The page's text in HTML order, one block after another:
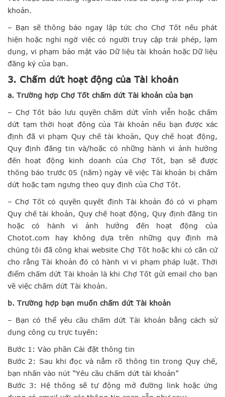
khoản.
– Bạn sẽ thông báo ngay lập tức cho Chợ Tốt nếu phát
hiện hoặc nghi ngờ việc có người truy cập trái phép, lạm
dụng, vi phạm bảo mật vào Dữ liệu tài khoản hoặc Dữ liệu
đăng ký của bạn.
3. Chấm dứt hoạt động của Tài khoản
a. Trường hợp Chợ Tốt chấm dứt Tài khoản của bạn
– Chợ Tốt bảo lưu quyền chấm dứt vĩnh viễn hoặc chấm
dứt tạm thời hoạt động của Tài khoản nếu bạn được xác
định đã vi phạm Quy chế tài khoản, Quy chế hoạt động,
Quy định đăng tin và/hoặc có những hành vi ảnh hưởng
đến hoạt động kinh doanh của Chợ Tốt, bạn sẽ được
thông báo trước 05 (năm) ngày về việc Tài khoản bị chấm
dứt hoặc tạm ngưng theo quy định của Chợ Tốt.
– Chợ Tốt có quyền quyết định Tài khoản đó có vi phạm
Quy chế tài khoản, Quy chế hoạt động, Quy định đăng tin
hoặc có hành vi ảnh hưởng đến hoạt động của
Chotot.com hay không dựa trên những quy định mà
chúng tôi đã công khai website Chợ Tốt hoặc khi có căn cứ
cho rằng Tài khoản đó có hành vi vi phạm pháp luật. Thời
điểm chấm dứt Tài khoản là khi Chợ Tốt gửi email cho bạn
về việc chấm dứt Tài khoản.
b. Trường hợp bạn muốn chấm dứt Tài khoản
– Bạn có thể yêu cầu chấm dứt Tài khoản bằng cách sử
dụng công cụ trực tuyến:
Bước 1: Vào phần Cài đặt thông tin
Bước 2: Sau khi đọc và nắm rõ thông tin trong Quy chế,
bạn nhấn vào nút “Yêu cầu chấm dứt tài khoản”
Bước 3: Hệ thống sẽ tự động mở đường link hoặc ứng